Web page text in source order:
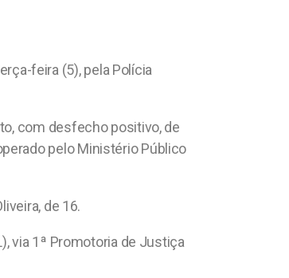
feira (5), pela Polícia
com desfecho positivo, de
pelo Ministério Público
de 16.
via 1ª Promotoria de Justiça